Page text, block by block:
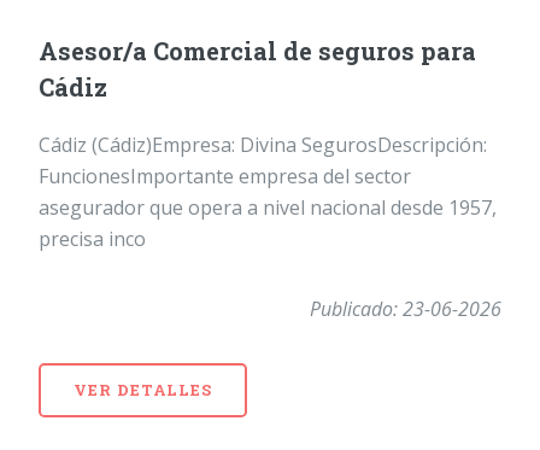
Asesor/a Comercial de seguros para
Cádiz
Cádiz (Cádiz)Empresa: Divina SegurosDescripción:
FuncionesImportante empresa del sector
asegurador que opera a nivel nacional desde 1957,
precisa inco
Publicado: 23-06-2026
VER DETALLES